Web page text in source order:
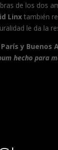
de los dos
Linx también
le da la
y Buenos
hecho para